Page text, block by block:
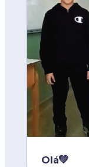
Olá💚